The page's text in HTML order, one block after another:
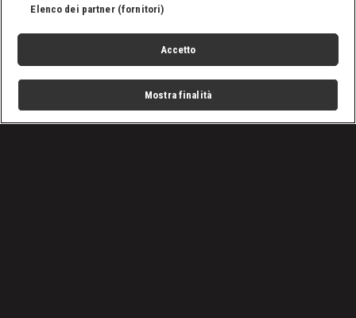
Elenco dei partner (fornitori)
Accetto
Mostra finalità